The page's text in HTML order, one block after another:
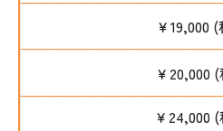
￥19,000
￥20,000
￥24,000